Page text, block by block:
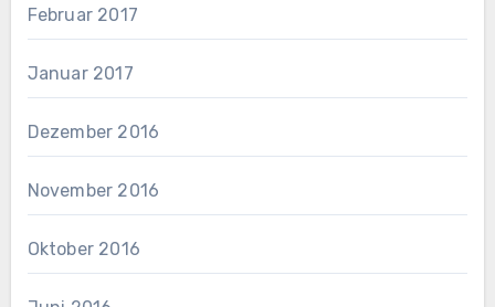
Februar 2017
Januar 2017
Dezember 2016
November 2016
Oktober 2016